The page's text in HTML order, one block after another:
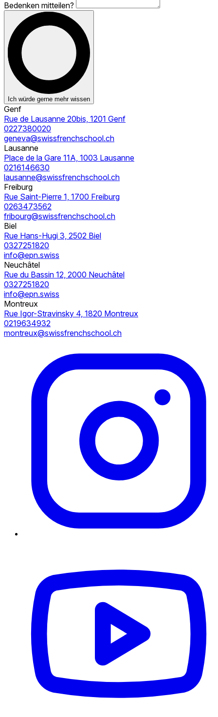
Bedenken mitteilen?
Ich würde gerne mehr wissen
Genf
Rue de Lausanne 20bis, 1201 Genf
0227380020
geneva@swissfrenchschool.ch
Lausanne
Place de la Gare 11A, 1003 Lausanne
0216146630
lausanne@swissfrenchschool.ch
Freiburg
Rue Saint-Pierre 1, 1700 Freiburg
0263473562
fribourg@swissfrenchschool.ch
Biel
Rue Hans-Hugi 3, 2502 Biel
0327251820
info@epn.swiss
Neuchâtel
Rue du Bassin 12, 2000 Neuchâtel
0327251820
info@epn.swiss
Montreux
Rue Igor-Stravinsky 4, 1820 Montreux
0219634932
montreux@swissfrenchschool.ch